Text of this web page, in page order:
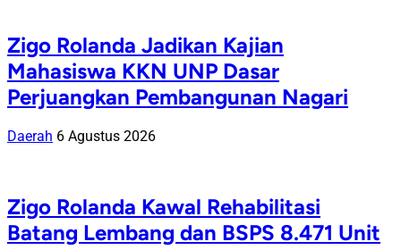
Zigo Rolanda Jadikan Kajian
Mahasiswa KKN UNP Dasar
Perjuangkan Pembangunan Nagari
Daerah 6 Agustus 2026
Zigo Rolanda Kawal Rehabilitasi
Batang Lembang dan BSPS 8.471 Unit